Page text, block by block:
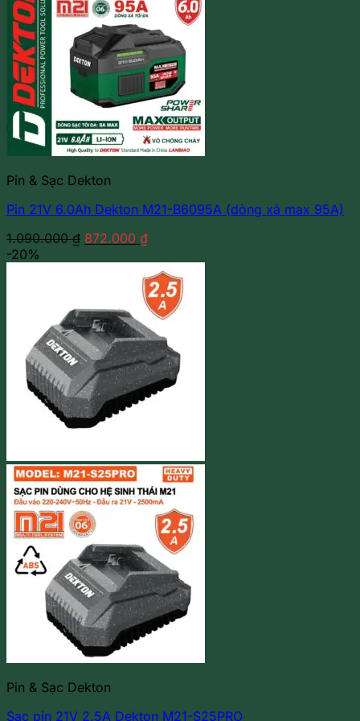
Pin & Sạc Dekton
Pin 21V 6.0Ah Dekton M21-B6095A (dòng xả max 95A)
1.090.000₫ Giá
1.090.000 ₫.
872.000 ₫Giá
tại
là:
872.000 ₫.
-20%
Pin & Sạc Dekton
Sạc pin 21V 2.5A Dekton M21-S25PRO